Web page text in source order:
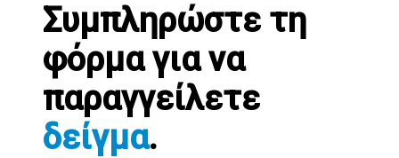
Συμπληρώστε τη
φόρμα για να
παραγγείλετε
δείγμα.